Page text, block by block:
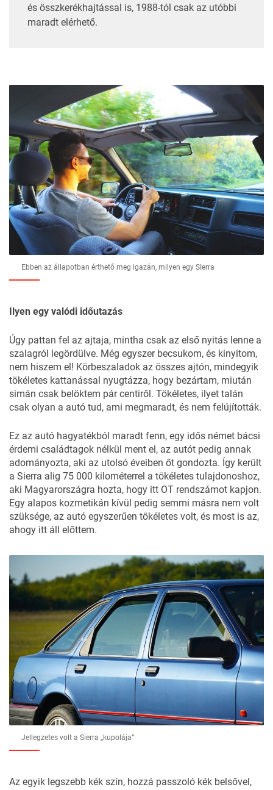
és összkerékhajtással is, 1988-tól csak az utóbbi
maradt elérhető.
Ebben az állapotban érthető meg igazán, milyen egy SIerra
Ilyen egy valódi időutazás
Úgy pattan fel az ajtaja, mintha csak az első nyitás lenne a
szalagról legördülve. Még egyszer becsukom, és kinyitom,
nem hiszem el! Körbeszaladok az összes ajtón, mindegyik
tökéletes kattanással nyugtázza, hogy bezártam, miután
simán csak belöktem pár centiről. Tökéletes, ilyet talán
csak olyan a autó tud, ami megmaradt, és nem felújították.
Ez az autó hagyatékból maradt fenn, egy idős német bácsi
érdemi családtagok nélkül ment el, az autót pedig annak
adományozta, aki az utolsó éveiben őt gondozta. Így került
a Sierra alig 75 000 kilométerrel a tökéletes tulajdonoshoz,
aki Magyarországra hozta, hogy itt OT rendszámot kapjon.
Egy alapos kozmetikán kívül pedig semmi másra nem volt
szüksége, az autó egyszerűen tökéletes volt, és most is az,
ahogy itt áll előttem.
Jellegzetes volt a Sierra „kupolája”
Az egyik legszebb kék szín, hozzá passzoló kék belsővel,